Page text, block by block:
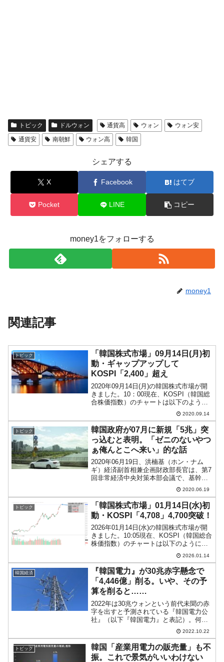
トピック ドルウォン 通貨高 ウォン
ウォン安
通貨安
南朝鮮 ウォン高 韓国
シェアする
X Facebook はてブ
Pocket LINE コピー
money1をフォローする
money1
関連記事
トピック
「韓国株式市場」09月14日(月)初
動・ギャップアップして
KOSPI「2,400」超え
2020年09月14日(月)の韓国株式市場が開
きました。10：00現在、KOSPI（韓国総
合株価指数）のチャートは以下のように
『Investing.com』より引用）。ギャップ
アップして開始ですが、ローソク足の実
体部...
2020.09.14
トピック
韓国政府が07月に新規「5兆」突
っ込むと表明。「ゼニのないやつ
ぁ俺んとこへ来い」的な話
2020年06月19日、洪楠基（ホン・ナム
ギ）経済副首相兼企画財政部長官は、第7
回非常経済中央対策本部会議で、基幹産
業に関連する協力企業に新たな「5兆ウォ
ン規模」の支援を提供するとしました。
先にご紹介した自動車部品メーカーもこ
の中に含まれ、...
2020.06.19
トピック
「韓国株式市場」01月14日(水)初
動・KOSPI「4,708」4,700突破！
2026年01月14日(水)の韓国株式市場が開
きました。10:05現在、KOSPI（韓国総合
株価指数）のチャートは以下のようにな
『Investing.com』より引用）。現在のと
ころ陽線。KOSPIは「4,708」まで...
2026.01.14
韓国経済
『韓国電力』が30兆赤字懸念で
「4,446億」削る。いや、その予
算を削ると……
2022年は30兆ウォンという前代未聞の赤
字を出すと予測されている『韓国電力公
社』（以下『韓国電力』と表記）。何度
もご紹介しているとおり、一国の電力イ
ンフラを支える企業が飛びそうなんて話
は、そもそも格好悪いことです。とても
先進国とは思えませ...
2022.10.22
トピック
韓国「産業用電力の販売量」も不
振。これで景気がいいわけない